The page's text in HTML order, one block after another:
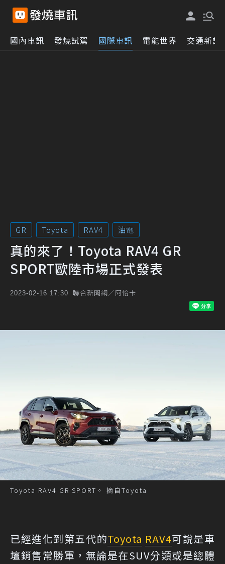
國內車訊 發燒試駕 國際車訊 電能世界 交通新訊
GR Toyota RAV4 油電
真的來了！Toyota RAV4 GR
SPORT歐陸市場正式發表
2023-02-16 17:30 聯合新聞網／阿恰卡
Toyota RAV4 GR SPORT。 摘自Toyota
已經進化到第五代的Toyota RAV4可說是車
壇銷售常勝軍，無論是在SUV分類或是總體